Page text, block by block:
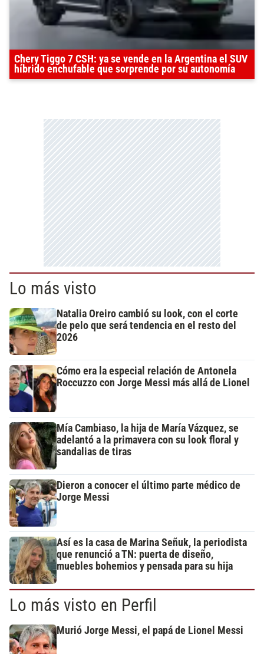
Chery Tiggo 7 CSH: ya se vende en la Argentina el SUV
híbrido enchufable que sorprende por su autonomía
Lo más visto
Natalia Oreiro cambió su look, con el corte
de pelo que será tendencia en el resto del
2026
Cómo era la especial relación de Antonela
Roccuzzo con Jorge Messi más allá de Lionel
Mía Cambiaso, la hija de María Vázquez, se
adelantó a la primavera con su look floral y
sandalias de tiras
Dieron a conocer el último parte médico de
Jorge Messi
Así es la casa de Marina Señuk, la periodista
que renunció a TN: puerta de diseño,
muebles bohemios y pensada para su hija
Lo más visto en Perfil
Murió Jorge Messi, el papá de Lionel Messi